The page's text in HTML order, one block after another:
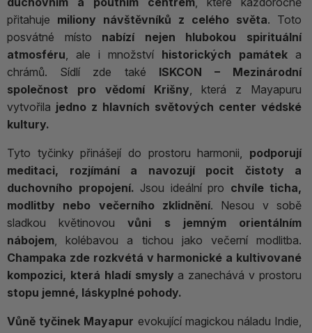
přitahuje miliony návštěvníků z celého světa. Toto
posvátné místo nabízí nejen hlubokou spirituální
atmosféru, ale i množství historických památek a
chrámů. Sídlí zde také ISKCON – Mezinárodní
společnost pro vědomí Krišny, která z Mayapuru
vytvořila jedno z hlavních světových center védské
kultury.
Tyto tyčinky přinášejí do prostoru harmonii, podporují
meditaci, rozjímání a navozují pocit čistoty a
duchovního propojení. Jsou ideální pro chvíle ticha,
modlitby nebo večerního zklidnění. Nesou v sobě
sladkou květinovouvůni s jemným orientálním
nábojem, kolébavou a tichou jako večerní modlitba.
Champaka zde rozkvétá v harmonické a kultivované
kompozici, která hladí smysly a zanechává v prostoru
stopu jemné, láskyplné pohody.
Vůně tyčinek Mayapur evokující magickou náladu Indie,